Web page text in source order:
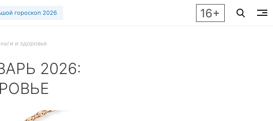
гороскоп 2026 16+
и здоровье
2026:
на январь 2026 для каждого знака зодиака: как начать год